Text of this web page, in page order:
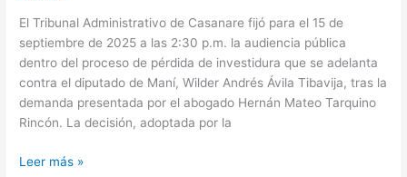
El Tribunal Administrativo de Casanare fijó para el 15 de
septiembre de 2025 a las 2:30 p.m. la audiencia pública
dentro del proceso de pérdida de investidura que se adelanta
contra el diputado de Maní, Wilder Andrés Ávila Tibavija, tras la
demanda presentada por el abogado Hernán Mateo Tarquino
Rincón. La decisión, adoptada por la
Leer más »